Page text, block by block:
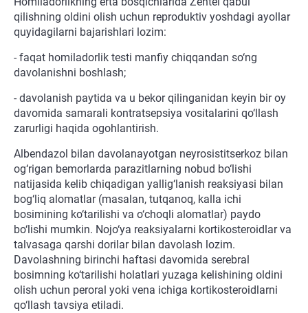
qilishning oldini olish uchun reproduktiv yoshdagi ayollar
quyidagilarni bajarishlari lozim:
- faqat homiladorlik testi manfiy chiqqandan so‘ng
davolanishni boshlash;
- davolanish paytida va u bekor qilinganidan keyin bir oy
davomida samarali kontratsepsiya vositalarini qo‘llash
zarurligi haqida ogohlantirish.
Albendazol bilan davolanayotgan neyrosistitserkoz bilan
og‘rigan bemorlarda parazitlarning nobud bo‘lishi
natijasida kelib chiqadigan yallig‘lanish reaksiyasi bilan
bog‘liq alomatlar (masalan, tutqanoq, kalla ichi
bosimining ko‘tarilishi va o‘choqli alomatlar) paydo
bo‘lishi mumkin. Nojo‘ya reaksiyalarni kortikosteroidlar va
talvasaga qarshi dorilar bilan davolash lozim.
Davolashning birinchi haftasi davomida serebral
bosimning ko‘tarilishi holatlari yuzaga kelishining oldini
olish uchun peroral yoki vena ichiga kortikosteroidlarni
qo‘llash tavsiya etiladi.